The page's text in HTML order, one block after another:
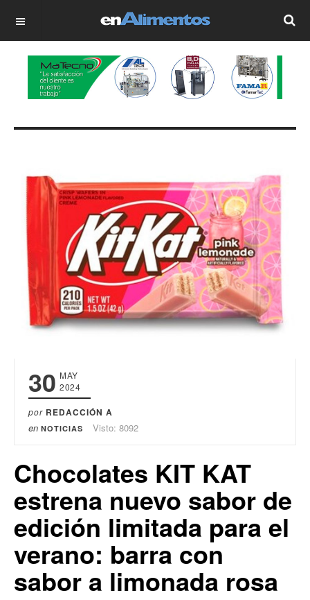
OFF CANVAS
30 MAY
2024
por REDACCIÓN A
en NOTICIAS Visto: 8092
Chocolates KIT KAT
estrena nuevo sabor de
edición limitada para el
verano: barra con
sabor a limonada rosa